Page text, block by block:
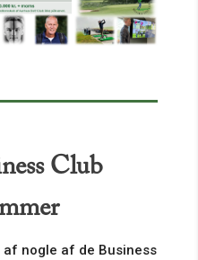
Club
nogle af de Business